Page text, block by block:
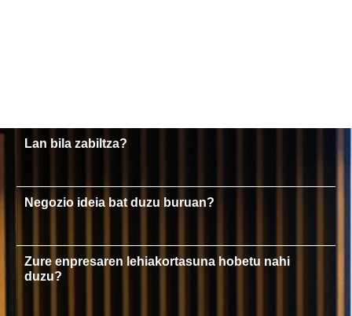
Lan bila zabiltza?
Negozio ideia bat duzu buruan?
Zure enpresaren lehiakortasuna hobetu nahi
duzu?